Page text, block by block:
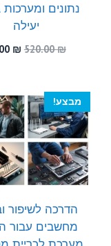
נתונים ומערכות
יעילה
520.00₪
₪.
₪
מבצע!
הדרכה לשיפור
מחשבים עבור